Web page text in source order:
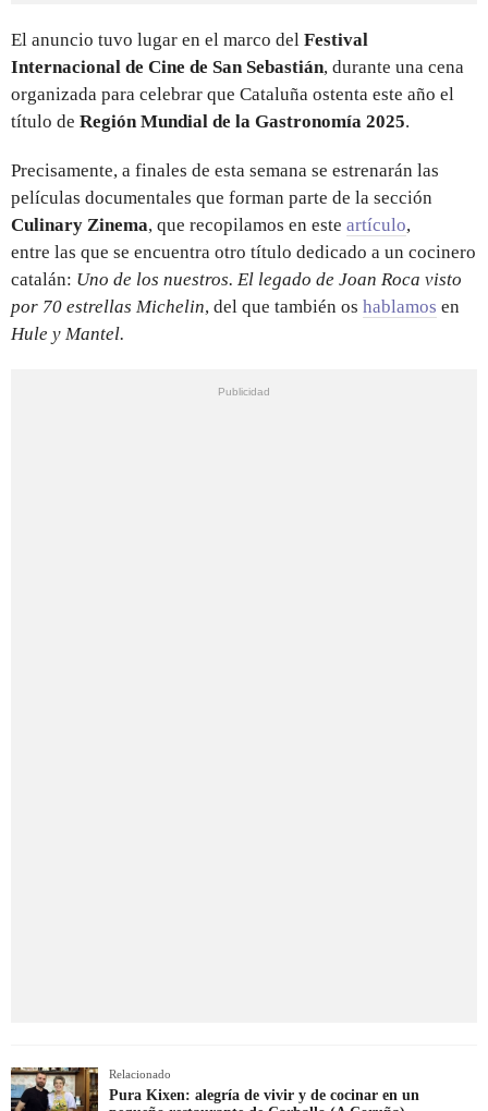
El anuncio tuvo lugar en el marco del Festival
Internacional de Cine de San Sebastián, durante una cena
organizada para celebrar que Cataluña ostenta este año el
título de Región Mundial de la Gastronomía 2025.
Precisamente, a finales de esta semana se estrenarán las
películas documentales que forman parte de la sección
Culinary Zinema, que recopilamos en este artículo,
entre las que se encuentra otro título dedicado a un cocinero
catalán: Uno de los nuestros. El legado de Joan Roca visto
por 70 estrellas Michelin, del que también os hablamos en
Hule y Mantel.
Relacionado
Pura Kixen: alegría de vivir y de cocinar en un